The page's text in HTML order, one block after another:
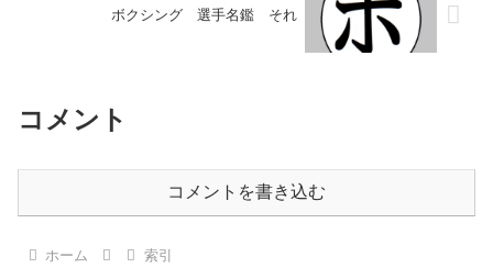
ボクシング 選手名鑑 それ
コメント
コメントを書き込む
ホーム 索引